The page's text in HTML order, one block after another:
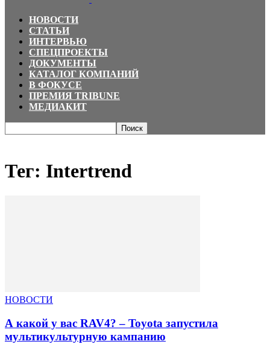
НОВОСТИ
СТАТЬИ
ИНТЕРВЬЮ
СПЕЦПРОЕКТЫ
ДОКУМЕНТЫ
КАТАЛОГ КОМПАНИЙ
В ФОКУСЕ
ПРЕМИЯ TRIBUNE
МЕДИАКИТ
Тег: Intertrend
НОВОСТИ
А какой у вас RAV4? – Toyota запустила
мультикультурную кампанию